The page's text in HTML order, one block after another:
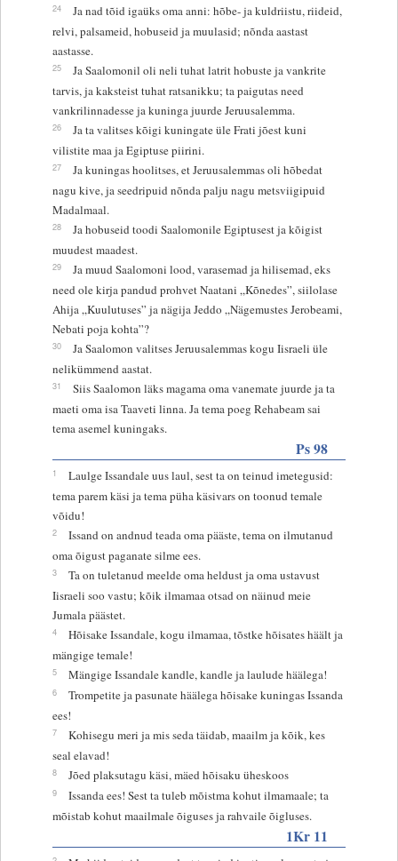
24
Ja nad tõid igaüks oma anni: hõbe- ja kuldriistu, riideid,
relvi, palsameid, hobuseid ja muulasid; nõnda aastast
aastasse.
25
Ja Saalomonil oli neli tuhat latrit hobuste ja vankrite
tarvis, ja kaksteist tuhat ratsanikku; ta paigutas need
vankrilinnadesse ja kuninga juurde Jeruusalemma.
26
Ja ta valitses kõigi kuningate üle Frati jõest kuni
vilistite maa ja Egiptuse piirini.
27
Ja kuningas hoolitses, et Jeruusalemmas oli hõbedat
nagu kive, ja seedripuid nõnda palju nagu metsviigipuid
Madalmaal.
28
Ja hobuseid toodi Saalomonile Egiptusest ja kõigist
muudest maadest.
29
Ja muud Saalomoni lood, varasemad ja hilisemad, eks
need ole kirja pandud prohvet Naatani „Kõnedes”, siilolase
Ahija „Kuulutuses” ja nägija Jeddo „Nägemustes Jerobeami,
Nebati poja kohta”?
30
Ja Saalomon valitses Jeruusalemmas kogu Iisraeli üle
nelikümmend aastat.
31
Siis Saalomon läks magama oma vanemate juurde ja ta
maeti oma isa Taaveti linna. Ja tema poeg Rehabeam sai
tema asemel kuningaks.
Ps 98
1
Laulge Issandale uus laul, sest ta on teinud imetegusid:
tema parem käsi ja tema püha käsivars on toonud temale
võidu!
2
Issand on andnud teada oma pääste, tema on ilmutanud
oma õigust paganate silme ees.
3
Ta on tuletanud meelde oma heldust ja oma ustavust
Iisraeli soo vastu; kõik ilmamaa otsad on näinud meie
Jumala päästet.
4
Hõisake Issandale, kogu ilmamaa, tõstke hõisates häält ja
mängige temale!
5 Mängige Issandale kandle, kandle ja laulude häälega!
6
Trompetite ja pasunate häälega hõisake kuningas Issanda
ees!
7
Kohisegu meri ja mis seda täidab, maailm ja kõik, kes
seal elavad!
8 Jõed plaksutagu käsi, mäed hõisaku üheskoos
9
Issanda ees! Sest ta tuleb mõistma kohut ilmamaale; ta
mõistab kohut maailmale õiguses ja rahvaile õigluses.
1Kr 11